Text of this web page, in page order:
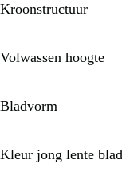
Kroonstructuur
Volwassen hoogte
Bladvorm
Kleur jong lente blad